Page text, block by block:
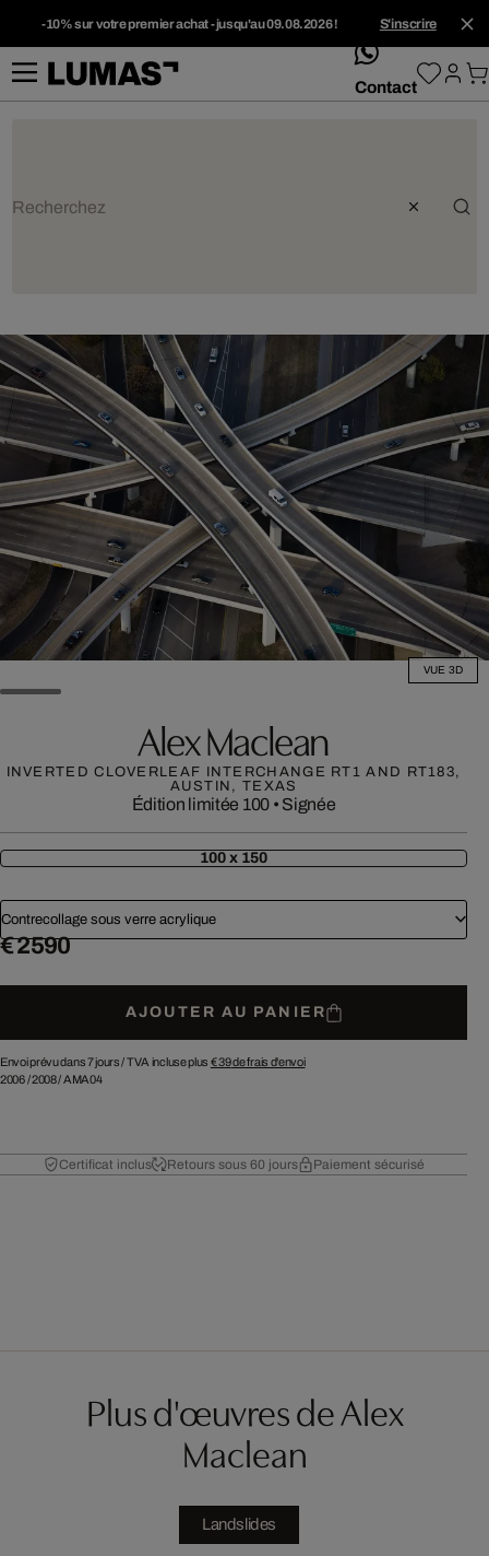
-10% sur votre premier achat - jusqu'au 09.08.2026 ! S'inscrire
whatsApp
Contact
VUE 3D
Alex Maclean
INVERTED CLOVERLEAF INTERCHANGE RT1 AND RT183,
AUSTIN, TEXAS
Édition limitée 100 • Signée
100 x 150
Contrecollage sous verre acrylique
€ 2 590
AJOUTER AU PANIER
Envoi prévu dans 7 jours /TVA incluse plus € 39de frais d'envoi
2006/2008/AMA04
Certificat inclus Retours sous 60 jours Paiement sécurisé
Plus d'œuvres de Alex
Maclean
Landslides